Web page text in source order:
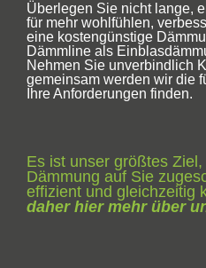
Überlegen Sie nicht lange,
für mehr wohlfühlen,
eine kostengünstige
Dämmline als
Nehmen Sie unverbindlich
gemeinsam werden wir die
Ihre Anforderungen finden.
Es ist unser größtes
Dämmung auf Sie
effizient und gleichzeitig
daher hier mehr über